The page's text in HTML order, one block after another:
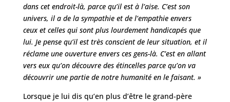
dans cet endroit-là, parce qu’il est à l’aise. C’est son
univers, il a de la sympathie et de l’empathie envers
ceux et celles qui sont plus lourdement handicapés que
lui. Je pense qu’il est très conscient de leur situation, et il
réclame une ouverture envers ces gens-là. C’est en allant
vers eux qu’on découvre des étincelles parce qu’on va
découvrir une partie de notre humanité en le faisant. »
Lorsque je lui dis qu’en plus d’être le grand-père